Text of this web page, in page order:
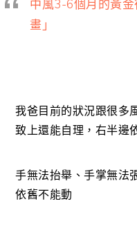
中風3-6個月的黃
畫」
我爸目前的狀況跟很多
致上還能自理，右半邊
手無法抬舉、手掌無法
依舊不能動